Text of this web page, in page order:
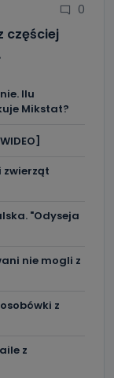
0
częściej
Ilu
Mikstat?
zwierząt
"Odyseja
nie mogli z
z
z